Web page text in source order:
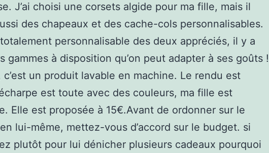
J’ai choisi une corsets algide pour ma fille, mais il
des chapeaux et des cache-cols personnalisables.
personnalisable des deux appréciés, il y a
gammes à disposition qu’on peut adapter à ses goûts !
c’est un produit lavable en machine. Le rendu est
est toute avec des couleurs, ma fille est
Elle est proposée à 15€.Avant de ordonner sur le
lui-même, mettez-vous d’accord sur le budget. si
plutôt pour lui dénicher plusieurs cadeaux pourquoi